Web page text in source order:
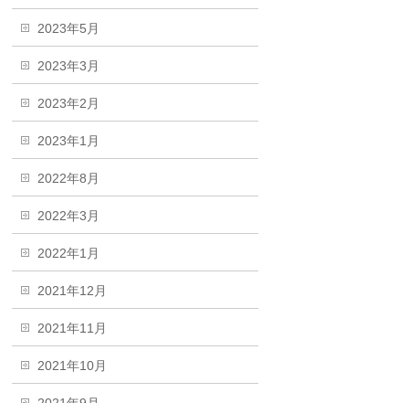
2023年5月
2023年3月
2023年2月
2023年1月
2022年8月
2022年3月
2022年1月
2021年12月
2021年11月
2021年10月